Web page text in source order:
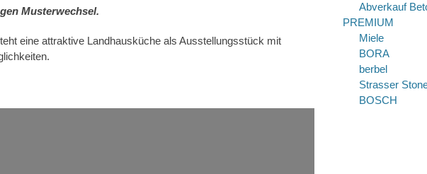
Musterwechsel.
eine attraktive Landhausküche als Ausstellungsstück mit
Abverkauf
PREMIUM
Miele
BORA
berbel
Strasser
BOSCH